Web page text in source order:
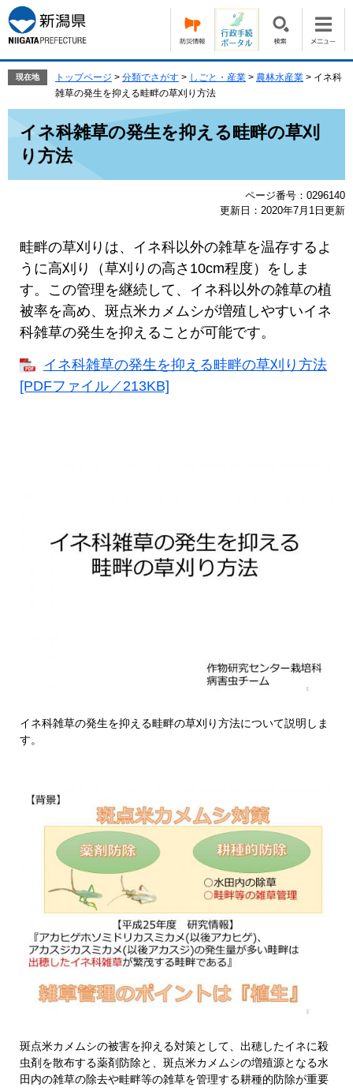
ー
ジ
の
で
ニ
ュ
ー
ば
現在地 トップページ > 分類でさがす > しごと・産業 > 農林水産業 > イネ科
雑草の発生を抑える畦畔の草刈り方法
イネ科雑草の発生を抑える畦畔の草刈
り方法
ページ番号：0296140
更新日：2020年7月1日更新
畦畔の草刈りは、イネ科以外の雑草を温存するよ
うに高刈り（草刈りの高さ10cm程度）をしま
す。この管理を継続して、イネ科以外の雑草の植
被率を高め、斑点米カメムシが増殖しやすいイネ
科雑草の発生を抑えることが可能です。
イネ科雑草の発生を抑える畦畔の草刈り方法
[PDFファイル／213KB]
イネ科雑草の発生を抑える畦畔の草刈り方法について説明しま
す。
斑点米カメムシの被害を抑える対策として、出穂したイネに殺
虫剤を散布する薬剤防除と、斑点米カメムシの増殖源となる水
田内の雑草の除去や畦畔等の雑草を管理する耕種的防除が重要